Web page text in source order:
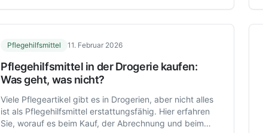
Pflegehilfsmittel 11. Februar 2026
Pflegehilfsmittel in der Drogerie kaufen:
Was geht, was nicht?
Viele Pflegeartikel gibt es in Drogerien, aber nicht alles
ist als Pflegehilfsmittel erstattungsfähig. Hier erfahren
Sie, worauf es beim Kauf, der Abrechnung und beim